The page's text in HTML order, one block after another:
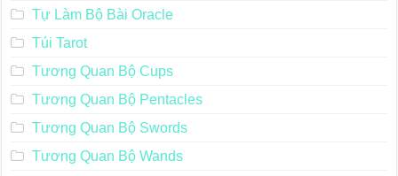
Tự Làm Bộ Bài Oracle
Túi Tarot
Tương Quan Bộ Cups
Tương Quan Bộ Pentacles
Tương Quan Bộ Swords
Tương Quan Bộ Wands